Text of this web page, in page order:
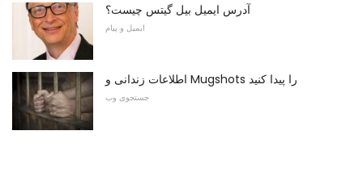
آدرس ایمیل بیل گیتس چیست؟
ایمیل و پیام
اطلاعات زندانی و Mugshots را پیدا کنید
جستجوی وب